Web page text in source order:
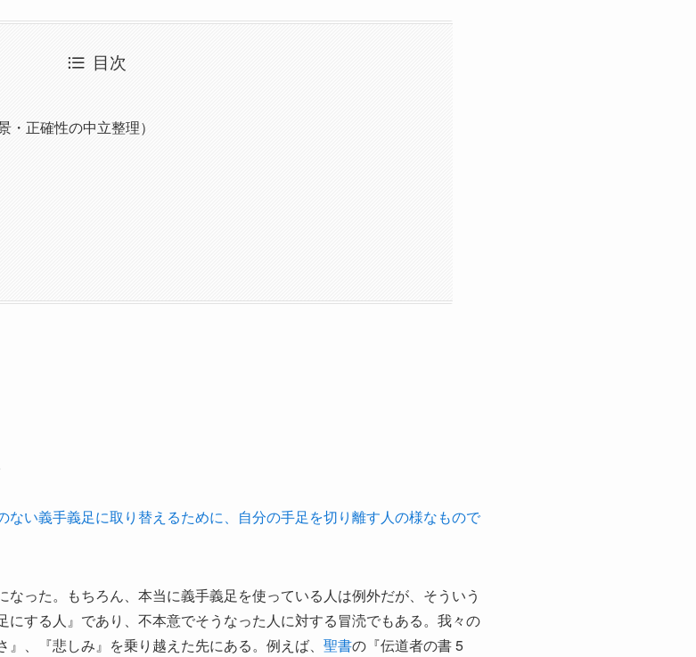
目次
正確性の中立整理）
ない義手義足に取り替えるために、自分の手足を切り離す人の様なもので
なった。もちろん、本当に義手義足を使っている人は例外だが、そういう
にする人』であり、不本意でそうなった人に対する冒涜でもある。我々の
、『悲しみ』を乗り越えた先にある。例えば、 聖書の『伝道者の書 5